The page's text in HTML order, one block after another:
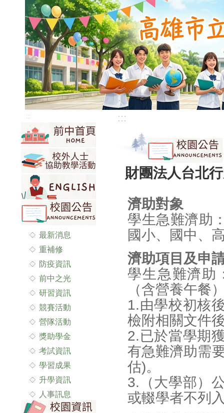
:::
最新消息
重補修
防疫資訊
前中之光
研習資訊
競賽活動
營隊活動
獎助學金
考試資訊
學習成果
升學資訊
人事訊息
:::
財團法人台北
濟助對象
學生急難濟助
國小、國中、
濟助項目及申
學生急難濟助
（含營養午餐
1.由學校初核
檢附相關文件
2.已於當學期
有急難濟助需
估)。
3.（大學部）
或輟學者不列